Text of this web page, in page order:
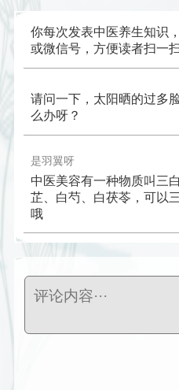
你每次发表中医养生知识
或微信号，方便读者扫一
请问一下，太阳晒的过多
么办呀？
是羽翼呀
中医美容有一种物质叫三
芷、白芍、白茯苓，可以
哦